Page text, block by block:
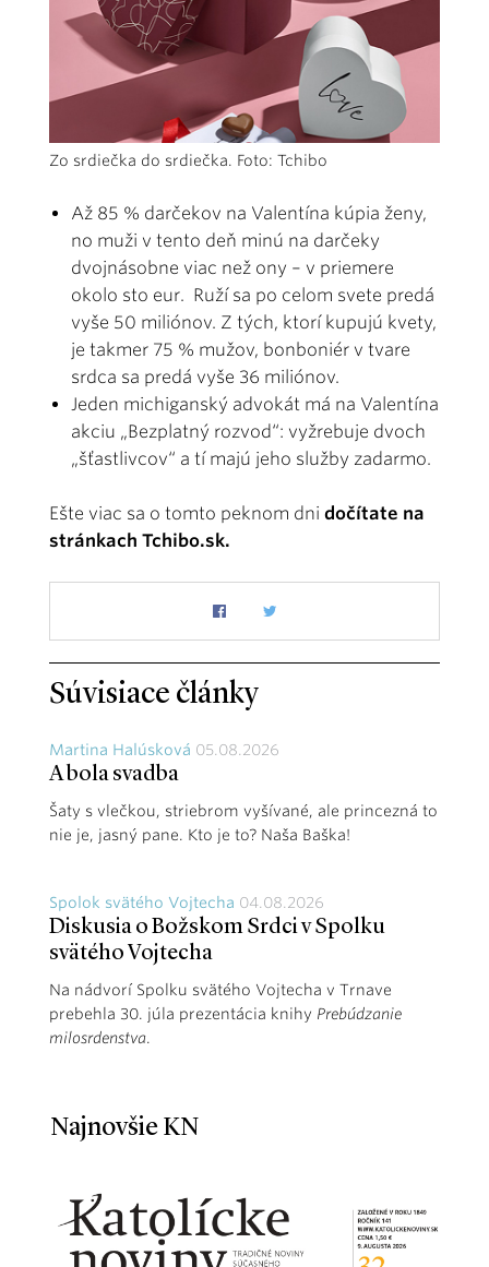
Zo srdiečka do srdiečka. Foto: Tchibo
Až 85 % darčekov na Valentína kúpia ženy,
no muži v tento deň minú na darčeky
dvojnásobne viac než ony – v priemere
okolo sto eur. Ruží sa po celom svete predá
vyše 50 miliónov. Z tých, ktorí kupujú kvety,
je takmer 75 % mužov, bonboniér v tvare
srdca sa predá vyše 36 miliónov.
Jeden michiganský advokát má na Valentína
akciu „Bezplatný rozvod“: vyžrebuje dvoch
„šťastlivcov“ a tí majú jeho služby zadarmo.
Ešte viac sa o tomto peknom dni dočítate na
stránkach Tchibo.sk.
Súvisiace články
Martina Halúsková 05.08.2026
A bola svadba
Šaty s vlečkou, striebrom vyšívané, ale princezná to
nie je, jasný pane. Kto je to? Naša Baška!
Spolok svätého Vojtecha 04.08.2026
Diskusia o Božskom Srdci v Spolku
svätého Vojtecha
Na nádvorí Spolku svätého Vojtecha v Trnave
prebehla 30. júla prezentácia knihy Prebúdzanie
milosrdenstva.
Najnovšie KN